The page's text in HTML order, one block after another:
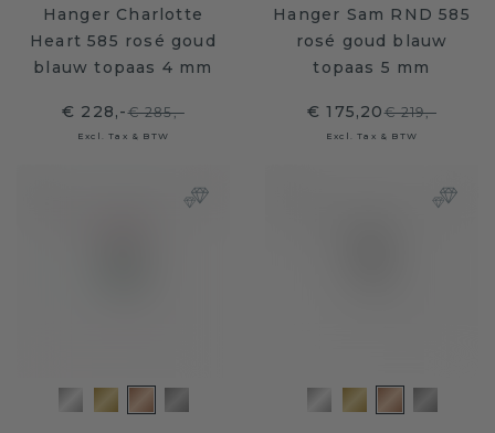
Hanger Charlotte
Heart 585 rosé goud
blauw topaas 4 mm
€ 228,-€ 285,-
Excl. Tax & BTW
Hanger Sam RND 585
rosé goud blauw
topaas 5 mm
€ 175,20€ 219,-
Excl. Tax & BTW